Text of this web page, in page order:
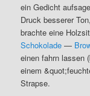
ein Gedicht
Druck besserer
brachte eine
Schokolade —
einen fahrn lassen
einem
Strapse.